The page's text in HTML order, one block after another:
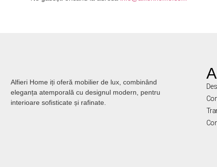
Alfieri Home iți oferă mobilier de lux, combinând
eleganța atemporală cu designul modern, pentru
interioare sofisticate și rafinate.